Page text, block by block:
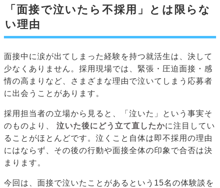
「面接で泣いたら不採用」とは限らな
い理由
面接中に涙が出てしまった経験を持つ就活生は、決して
少なくありません。採用現場では、緊張・圧迫面接・感
情の高まりなど、さまざまな理由で泣いてしまう応募者
に出会うことがあります。
採用担当者の立場から見ると、「泣いた」という事実そ
のものより、
泣いた後にどう立て直したかに注目してい
ることがほとんどです。泣くこと自体は即不採用の理由
にはならず、その後の行動や面接全体の印象で合否は決
まります。
今回は、面接で泣いたことがあるという15名の体験談を